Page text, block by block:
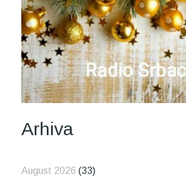
Arhiva
August 2026 (33)